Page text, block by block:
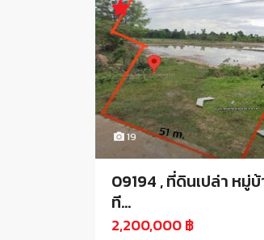
19
09194 , ที่ดินเปล่า หมู่
ที...
2,200,000 ฿